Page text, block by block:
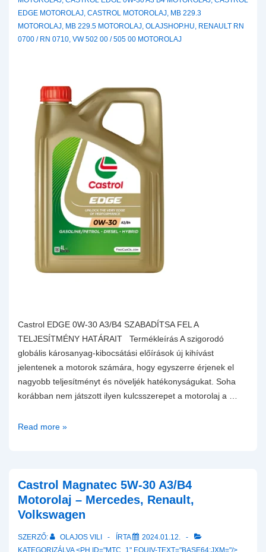
EDGE MOTOROLAJ, CASTROL MOTOROLAJ, MB 229.3
MOTOROLAJ, MB 229.5 MOTOROLAJ, OLAJSHOP.HU, RENAULT RN
0700 / RN 0710, VW 502 00 / 505 00 MOTOROLAJ
Castrol EDGE 0W-30 A3/B4 SZABADÍTSA FEL A
TELJESÍTMÉNY HATÁRAIT Termékleírás A szigorodó
globális károsanyag-kibocsátási előírások új kihívást
jelentenek a motorok számára, hogy egyszerre érjenek el
nagyobb teljesítményt és növeljék hatékonyságukat. Soha
korábban nem játszott ilyen kulcsszerepet a motorolaj a …
Castrol
A3/B4
Motorolaj
Read more »
Castrol Magnatec 5W-30 A3/B4
Motorolaj – Mercedes, Renault,
Volkswagen
SZERZŐ: OLAJOS VILI ÍRTA
2024.01.12.
KATEGORIZÁLVA <PH ID="MTC_1" EQUIV-TEXT="BASE64:JXM="/>